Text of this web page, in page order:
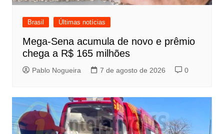
Brasil Últimas notícias
Mega-Sena acumula de novo e prêmio
chega a R$ 165 milhões
Pablo Nogueira 7 de agosto de 2026 0